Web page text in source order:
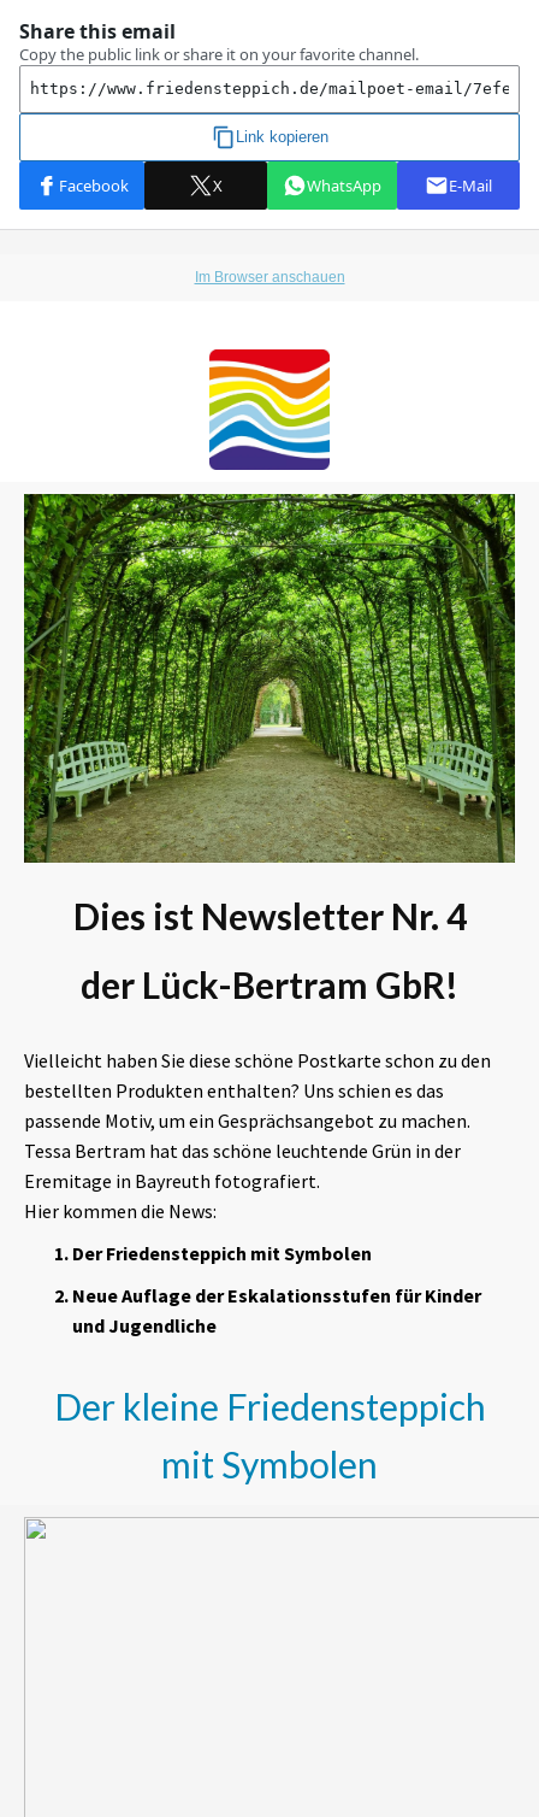
Im Browser anschauen
Dies ist Newsletter Nr. 4
der Lück-Bertram GbR!
Vielleicht haben Sie diese schöne Postkarte schon zu den
bestellten Produkten enthalten? Uns schien es das
passende Motiv, um ein Gesprächsangebot zu machen.
Tessa Bertram hat das schöne leuchtende Grün in der
Eremitage in Bayreuth fotografiert.
Hier kommen die News:
Der Friedensteppich mit Symbolen
Neue Auflage der Eskalationsstufen für Kinder
und Jugendliche
Der kleine Friedensteppich
mit Symbolen